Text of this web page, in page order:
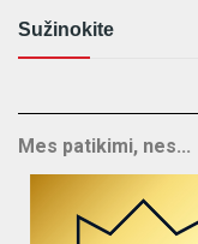
Sužinokite
Mes patikimi, nes...